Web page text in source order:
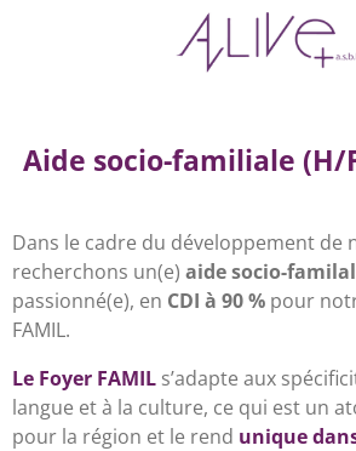
Aide socio-familiale (H/
Dans le cadre du développement de
recherchons un(e) aide socio-
passionné(e), en CDI à 90 % pour
FAMIL.
Le Foyer FAMIL s’adapte aux
langue et à la culture, ce qui est un
pour la région et le rend unique